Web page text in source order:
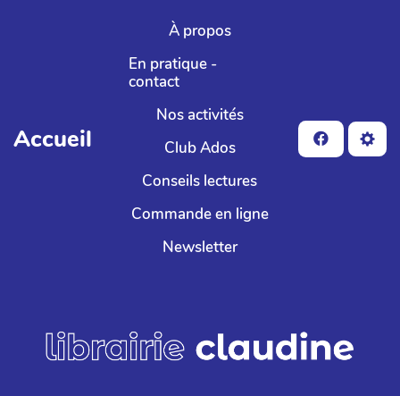
Aller au contenu principal
Accueil
À propos
En pratique -
contact
Nos activités
Club Ados
Conseils lectures
Commande en ligne
Newsletter